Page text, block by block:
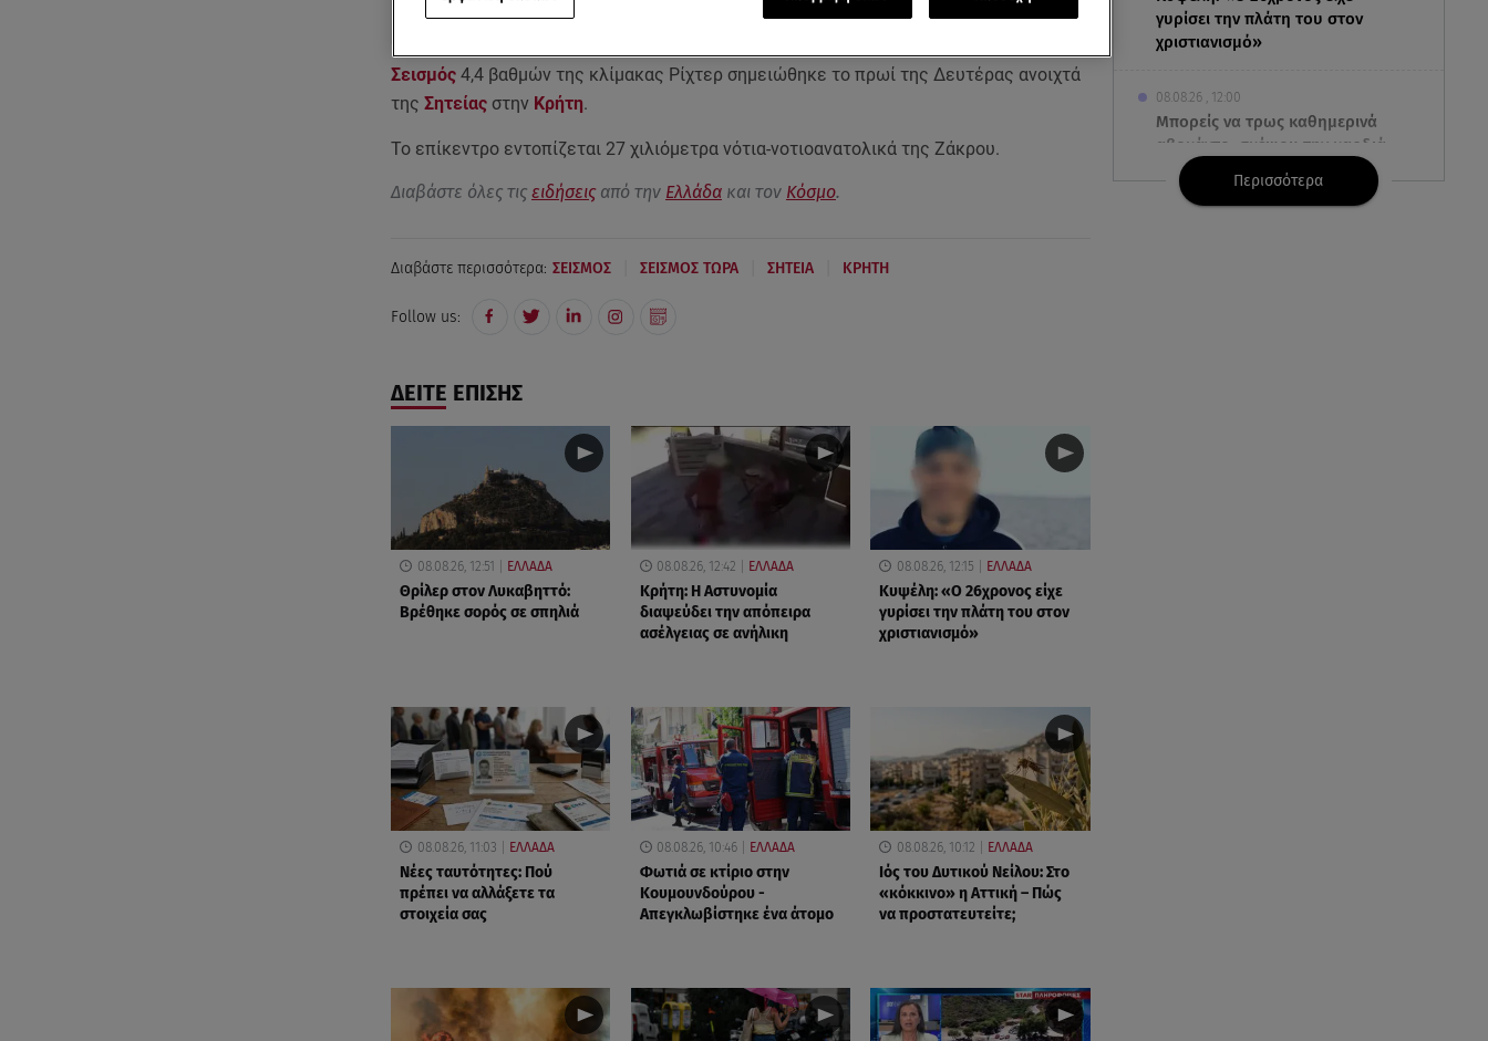
γυρίσει την πλάτη του στον
χριστιανισμό»
08.08.26 , 12:00
Μπορείς να τρως καθημερινά
αβοκάντο, σκέψου την καρδιά
και το βάρος σου
Περισσότερα
Σεισμός 4,4 βαθμών της κλίμακας Ρίχτερ σημειώθηκε το πρωί της Δευτέρας ανοιχτά
της Σητείας στην Κρήτη.
Το επίκεντρο εντοπίζεται 27 χιλιόμετρα νότια-νοτιοανατολικά της Ζάκρου.
Διαβάστε όλες τις ειδήσειςαπό την Ελλάδακαι τον Κόσμο.
Διαβάστε περισσότερα: ΣΕΙΣΜΟΣ ΣΕΙΣΜΟΣ ΤΩΡΑ ΣΗΤΕΙΑ ΚΡΗΤΗ
Follow us:
ΔΕΙΤΕ ΕΠΙΣΗΣ
08.08.26, 12:51 ΕΛΛΑΔΑ
Θρίλερ στον Λυκαβηττό:
Βρέθηκε σορός σε σπηλιά
08.08.26, 12:42 ΕΛΛΑΔΑ
Κρήτη: Η Αστυνομία
διαψεύδει την απόπειρα
ασέλγειας σε ανήλικη
08.08.26, 12:15 ΕΛΛΑΔΑ
Κυψέλη: «Ο 26χρονος είχε
γυρίσει την πλάτη του στον
χριστιανισμό»
08.08.26, 11:03 ΕΛΛΑΔΑ
Νέες ταυτότητες: Πού
πρέπει να αλλάξετε τα
στοιχεία σας
08.08.26, 10:46 ΕΛΛΑΔΑ
Φωτιά σε κτίριο στην
Κουμουνδούρου -
Απεγκλωβίστηκε ένα άτομο
08.08.26, 10:12 ΕΛΛΑΔΑ
Ιός του Δυτικού Νείλου: Στο
«κόκκινο» η Αττική – Πώς
να προστατευτείτε;